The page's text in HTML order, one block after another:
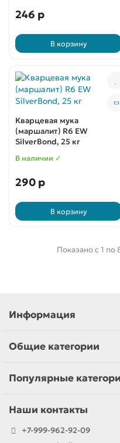
246 р
В корзину
Кварцевая мука
(маршалит) R6 EW
SilverBond, 25 кг
В наличии ✓
290 р
В корзину
Показано с 1 по
Информация
Общие категории
Популярные
Наши контакты
+7-999-962-92-09